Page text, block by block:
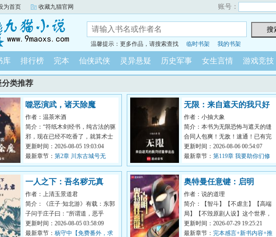
为首页 收藏九猫官网 账号：
温馨提示：更多作品，请搜索查找 临时书架 我的书架
库 排行榜 完本 仙侠武侠 灵异悬疑 历史军事 女生言情 游戏竞技
分类推荐
噬恶演武，诸天除魔
作者：温茶米酒
简介：“符纸木剑经书，纯古法的驱
邪，现在已经不吃香了，就算术士
出门，都得带个二百斤的香炉防
身，你不...
更新时间：2026-08-05 19:03:04
最新章节： 第2章 川东古城号无
双，西坝脂酥盐千丈（4000单更）
无限：来自遮天的我只好
重拳出击
作者：小抽大象
简介：本书为无限恐怖与遮天的缝
合同人包爽！无敌！速通！已有完
本万订作品【人在无限，开始速
通】，请放...
更新时间：2026-08-06 00:54:07
最新章节： 第119章 我要助你们修
行【求月票】
一人之下：吾名秽元真
君！
作者：上清玉景道君
简介：《庄子·知北游》有载：东郭
子问于庄子曰：“所谓道，恶乎
在？”庄子曰：“无所不在。”东郭子
曰：...
更新时间：2026-08-05 03:58:09
最新章节： 杨守中【免费番外，求
奥特曼任意键：启明
作者：说的道理
简介：【智斗】【不虐主】【高端
局】【不毁原剧人设】这个世界，
防卫队由各种重量级成员构成:总监
城府深...
更新时间：2026-07-29 19:25:21
最新章节： 完本感言+新书内容+推